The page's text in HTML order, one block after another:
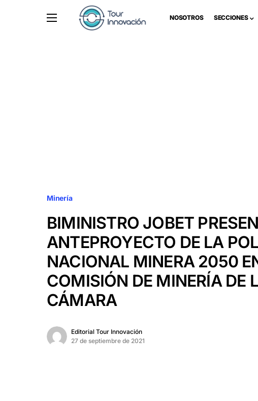
NOSOTROS SECCIONES
Minería
BIMINISTRO JOBET
ANTEPROYECTO DE LA
NACIONAL MINERA 2050
COMISIÓN DE MINERÍA DE
CÁMARA
Editorial Tour Innovación
27 de septiembre de 2021